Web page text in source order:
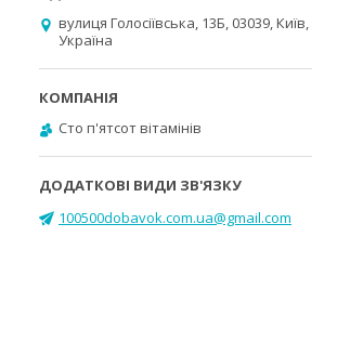
вулиця Голосіївська, 13Б, 03039, Київ,
Україна
Cто п'ятсот вітамінів
100500dobavok.com.ua@gmail.com